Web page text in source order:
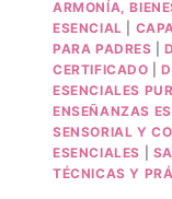
ARMONÍA,
ESENCIAL
PARA PADRES |
CERTIFICADO |
ESENCIALES
ENSEÑANZAS
SENSORIAL Y
ESENCIALES
TÉCNICAS Y